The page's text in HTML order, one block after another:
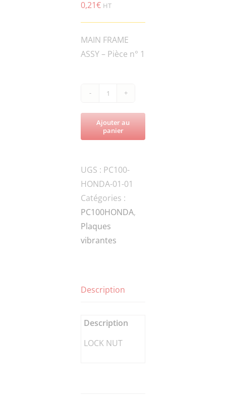
0,21€ HT
MAIN FRAME
ASSY – Pièce n° 1
quantité
de
PC100-
IN.N-
DIN-
2
LOCK
NUT
Ajouter au
panier
UGS : PC100-
HONDA-01-01
Catégories :
PC100HONDA,
Plaques
vibrantes
Description
Description
LOCK NUT